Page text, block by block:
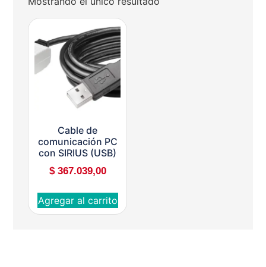
Cable de
comunicación PC
con SIRIUS (USB)
$367.039,00
Agregar al carrito